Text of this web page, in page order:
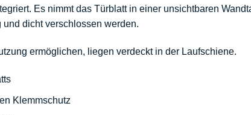
Es nimmt das Türblattin einer unsichtbaren
dicht verschlossen werden.
ermöglichen, liegen verdeckt in der Laufschiene.
Klemmschutz